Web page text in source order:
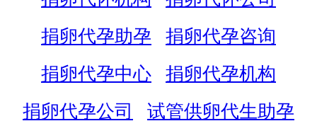
捐卵代孕助孕
捐卵代孕咨询
捐卵代孕中心
捐卵代孕机构
捐卵代孕公司
试管供卵代生助孕